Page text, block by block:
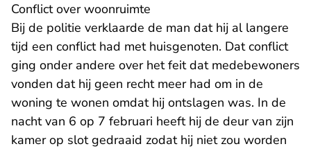
Conflict over woonruimte
Bij de politie verklaarde de man dat hij al langere
tijd een conflict had met huisgenoten. Dat conflict
ging onder andere over het feit dat medebewoners
vonden dat hij geen recht meer had om in de
woning te wonen omdat hij ontslagen was. In de
nacht van 6 op 7 februari heeft hij de deur van zijn
kamer op slot gedraaid zodat hij niet zou worden